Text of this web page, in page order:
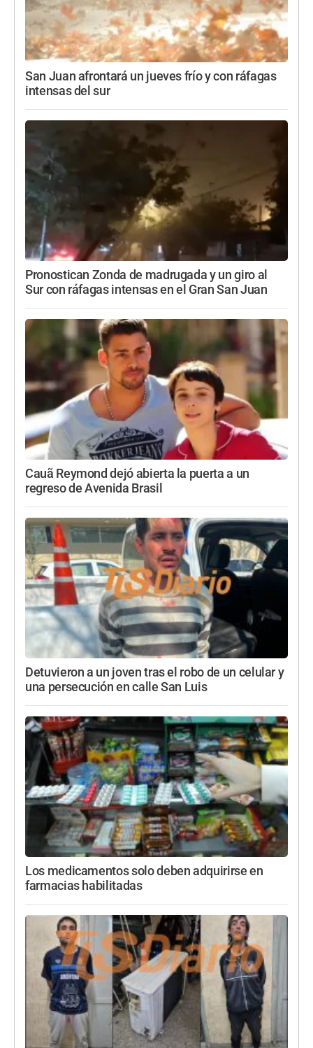
San Juan afrontará un jueves frío y con ráfagas
intensas del sur
Pronostican Zonda de madrugada y un giro al
Sur con ráfagas intensas en el Gran San Juan
Cauã Reymond dejó abierta la puerta a un
regreso de Avenida Brasil
Detuvieron a un joven tras el robo de un celular y
una persecución en calle San Luis
Los medicamentos solo deben adquirirse en
farmacias habilitadas